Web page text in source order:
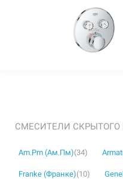
СМЕСИТЕЛИ
Am.Pm (Ам.Пм)(34)
Franke (Франке)(10)